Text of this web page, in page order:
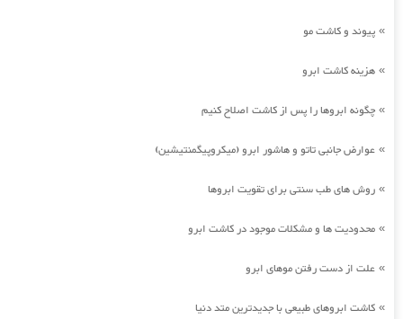
» پیوند و کاشت مو
» هزینه کاشت ابرو
» چگونه ابروها را پس از کاشت اصلاح کنیم
» عوارض جانبی تاتو و هاشور ابرو (میکروپیگمنتیشین)
» روش های طب سنتی برای تقویت ابروها
» محدودیت ها و مشکلات موجود در کاشت ابرو
» علت از دست رفتن موهای ابرو
» کاشت ابروهای طبیعی با جدیدترین متد دنیا